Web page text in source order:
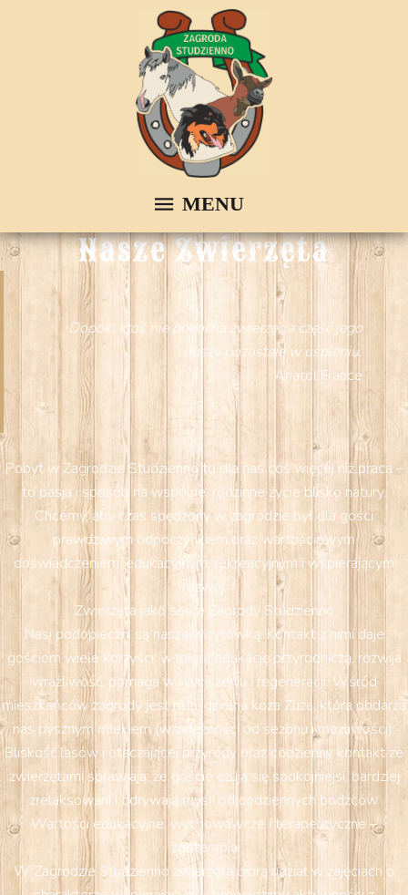
Nasze Zwierzęta
Dopóki ktoś nie pokocha zwierzęcia część jego
duszy pozostaje w uśpieniu.
Anatol France
Pobyt w Zagrodzie Studzienno to dla nas coś więcej niż praca –
to pasja i sposób na wspólne, rodzinne życie blisko natury.
Chcemy, aby czas spędzony w zagrodzie był dla gości
prawdziwym odpoczynkiem oraz wartościowym
doświadczeniem: edukacyjnym, rekreacyjnym i wspierającym
rozwój.
Zwierzęta jako serce Zagrody Studzienno
Nasi podopieczni są naszą wizytówką. Kontakt z nimi daje
gościom wiele korzyści: wspiera edukację przyrodniczą, rozwija
wrażliwość, pomaga w wyciszeniu i regeneracji. Wśród
mieszkańców zagrody jest m.in. dzielna koza Zuza, która obdarza
nas pysznym mlekiem (w zależności od sezonu i możliwości).
Bliskość lasów i otaczającej przyrody oraz codzienny kontakt ze
zwierzętami sprawiają, że goście czują się spokojniejsi, bardziej
zrelaksowani i odrywają myśli od codziennych bodźców.
Wartości edukacyjne, wychowawcze i terapeutyczne –
zooterapia
W Zagrodzie Studzienno zwierzęta biorą udział w zajęciach o